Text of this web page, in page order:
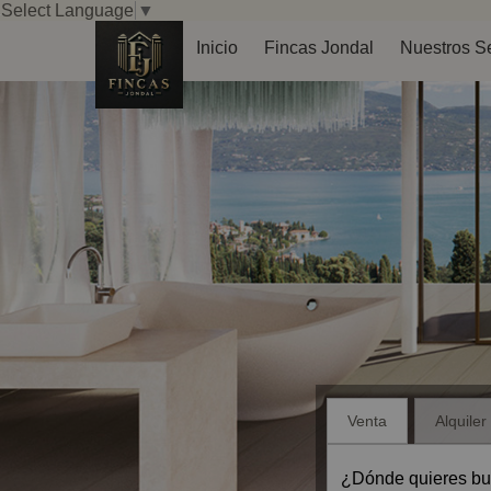
Select Language ▼
Inicio
Fincas Jondal Nuestros
Venta Alquiler